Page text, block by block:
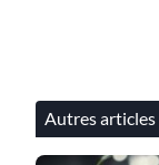
Autres articles